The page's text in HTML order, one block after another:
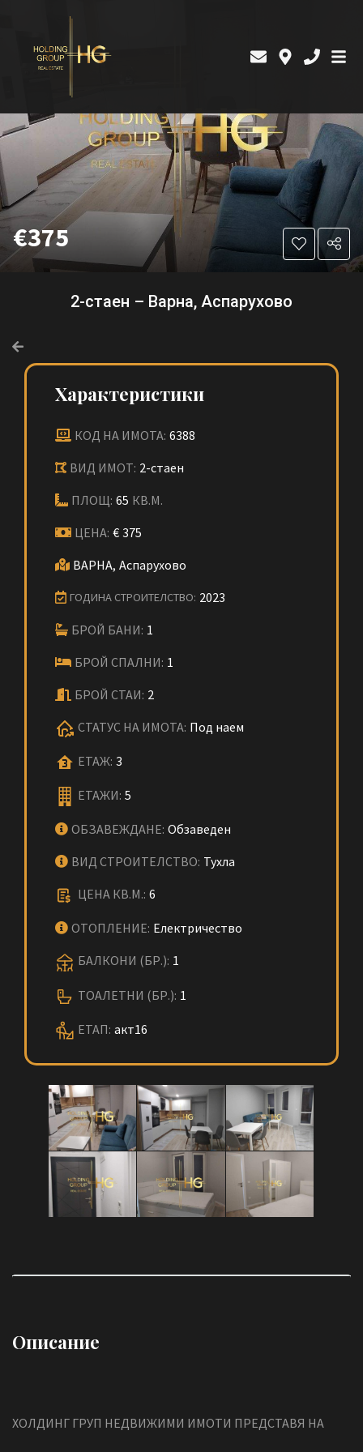
€375
2-стаен – Варна, Аспарухово
Характеристики
КОД НА ИМОТА: 6388
ВИД ИМОТ: 2-стаен
ПЛОЩ: 65 КВ.М.
ЦЕНА: € 375
ВАРНА, Аспарухово
ГОДИНА СТРОИТЕЛСТВО: 2023
БРОЙ БАНИ: 1
БРОЙ СПАЛНИ: 1
БРОЙ СТАИ: 2
СТАТУС НА ИМОТА: Под наем
ЕТАЖ: 3
ЕТАЖИ: 5
ОБЗАВЕЖДАНЕ: Обзаведен
ВИД СТРОИТЕЛСТВО: Тухла
ЦЕНА КВ.М.: 6
ОТОПЛЕНИЕ: Електричество
БАЛКОНИ (БР.): 1
ТОАЛЕТНИ (БР.): 1
ЕТАП: акт16
Описание
ХОЛДИНГ ГРУП НЕДВИЖИМИ ИМОТИ ПРЕДСТАВЯ НА